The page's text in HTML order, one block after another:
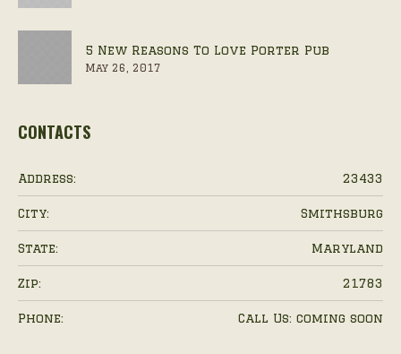
5 New Reasons To Love Porter Pub
May 26, 2017
CONTACTS
Address: 23433
City: Smithsburg
State: Maryland
Zip: 21783
Phone: Call Us: coming soon